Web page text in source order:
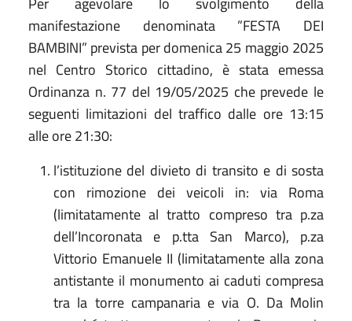
manifestazione denominata ”FESTA DEI
BAMBINI” prevista per domenica 25 maggio 2025
nel Centro Storico cittadino, è stata emessa
Ordinanza n. 77 del 19/05/2025 che prevede le
seguenti limitazioni del traffico dalle ore 13:15
alle ore 21:30:
l’istituzione del divieto di transito e di sosta
con rimozione dei veicoli in: via Roma
(limitatamente al tratto compreso tra p.za
dell’Incoronata e p.tta San Marco), p.za
Vittorio Emanuele II (limitatamente alla zona
antistante il monumento ai caduti compresa
tra la torre campanaria e via O. Da Molin